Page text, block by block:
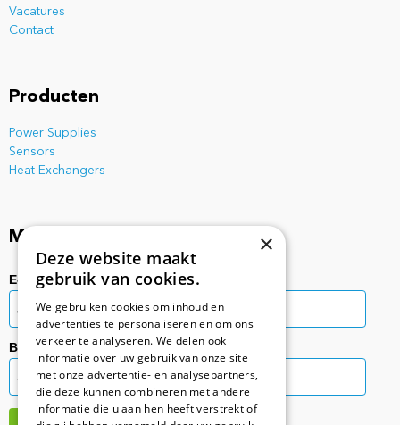
Vacatures
Contact
Producten
Power Supplies
Sensors
Heat Exchangers
Mis nooit meer een update!
E-mailadres:
Bedrijfsinformatie:
×
Deze website maakt
gebruik van cookies.
We gebruiken cookies om inhoud en
advertenties te personaliseren en om ons
verkeer te analyseren. We delen ook
informatie over uw gebruik van onze site
met onze advertentie- en analysepartners,
die deze kunnen combineren met andere
informatie die u aan hen heeft verstrekt of